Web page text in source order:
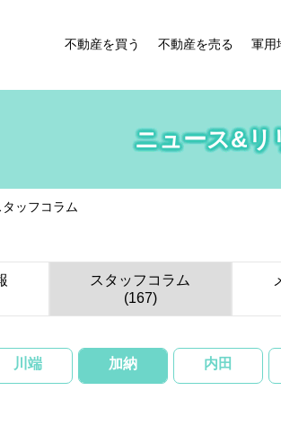
不動産を買う 不動産を売る 軍用
ニュース&リ
タッフコラム
スタッフコラム
(167)
川端 加納 内田